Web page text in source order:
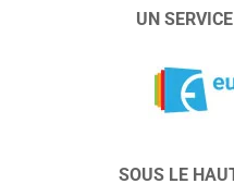
UN
SOUS LE